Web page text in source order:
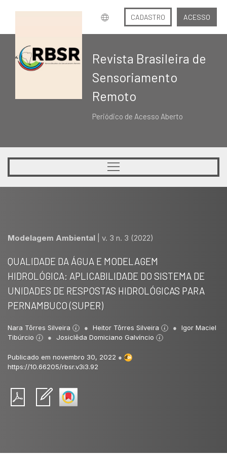
CADASTRO ACESSO
Revista Brasileira de
Sensoriamento
Remoto
Periódico de Acesso Aberto
Modelagem Ambiental v. 3 n. 3 (2022)
QUALIDADE DA ÁGUA E MODELAGEM
HIDROLÓGICA: APLICABILIDADE DO SISTEMA DE
UNIDADES DE RESPOSTAS HIDROLÓGICAS PARA
PERNAMBUCO (SUPER)
Nara Tôrres Silveira Heitor Tôrres Silveira
Igor Maciel
Tibúrcio
Josiclêda Domiciano Galvíncio
Publicado em novembro 30, 2022 ●
https://10.66205/rbsr.v3i3.92